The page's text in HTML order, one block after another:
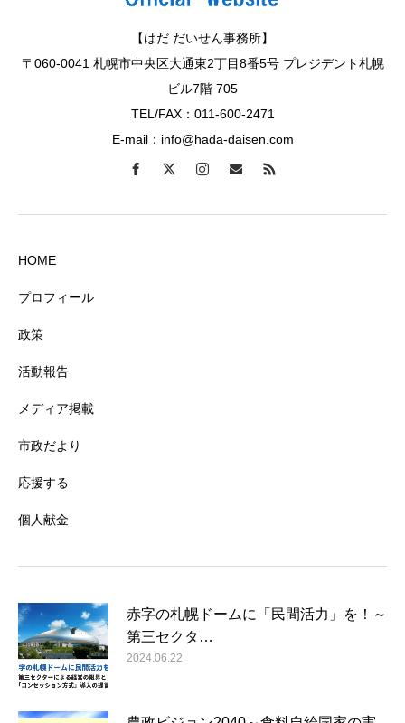
【はだ だいせん事務所】
〒060-0041 札幌市中央区大通東2丁目8番5号 プレジデント札幌
ビル7階 705
TEL/FAX：011-600-2471
E-mail：info@hada-daisen.com
HOME
プロフィール
政策
活動報告
メディア掲載
市政だより
応援する
個人献金
赤字の札幌ドームに「民間活力」を！～
第三セクタ…
2024.06.22